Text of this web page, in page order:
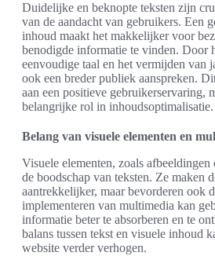
Duidelijke en beknopte teksten zijn
van de aandacht van gebruikers. Een
inhoud maakt het makkelijker voor
benodigde informatie te vinden. Door
eenvoudige taal en het vermijden van
ook een breder publiek aanspreken.
aan een positieve gebruikerservaring,
belangrijke rol in inhoudsoptimalisatie.
Belang van visuele elementen en
Visuele elementen, zoals afbeeldingen
de boodschap van teksten. Ze maken
aantrekkelijker, maar bevorderen ook
implementeren van multimedia kan
informatie beter te absorberen en te
balans tussen tekst en visuele inhoud
website verder verhogen.